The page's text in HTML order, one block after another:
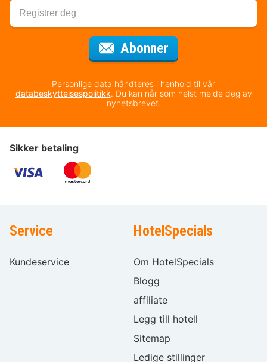
Abonner
Personlige data håndteres i henhold til vår
databeskyttelsespolitikk. Du kan når som helst melde deg av
nyhetsbrevet.
Sikker betaling
Service
Kundeservice
HotelSpecials
Om HotelSpecials
Blogg
affiliate
Legg till hotell
Sitemap
Ledige stillinger